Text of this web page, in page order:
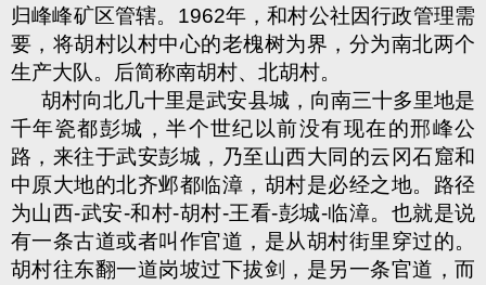
归峰峰矿区管辖。 1962年，和村公社因行政管理需
要，将胡村以村中心的老槐树为界，分为南北两个
生产大队。后简称南胡村、北胡村。
胡村向北几十里是武安县城，向南三十多里地是
千年瓷都彭城，半个世纪以前没有现在的邢峰公
路，来往于武安彭城，乃至山西大同的云冈石窟和
中原大地的北齐邺都临漳，胡村是必经之地。路径
为山西-武安-和村-胡村-王看-彭城-临漳。也就是说
有一条古道或者叫作官道，是从胡村街里穿过的。
胡村往东翻一道岗坡过下拔剑，是另一条官道，而